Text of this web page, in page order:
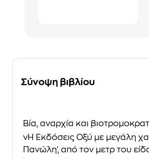
Σύνοψη βιβλίου
Βία, αναρχία και
vΗ Εκδόσεις Οξύ με μεγάλη
Πανώλη', από τον μετρ του